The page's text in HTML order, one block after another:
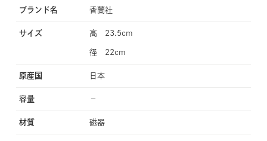
ブランド名 香蘭社
サイズ 高 23.5cm
径 22cm
原産国 日本
容量 −
材質 磁器